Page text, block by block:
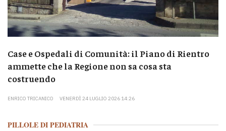
Case e Ospedali di Comunità: il Piano di Rientro
ammette che la Regione non sa cosa sta
costruendo
ENRICO TRICANICO VENERDÌ 24 LUGLIO 2026 14:26
PILLOLE DI PEDIATRIA